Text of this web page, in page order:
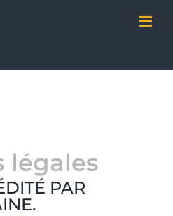
légales
PAR